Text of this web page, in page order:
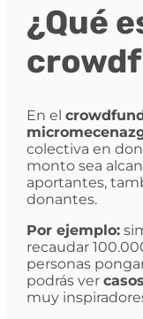
¿Qué
En el
colectiva en
monto sea
aportantes,
donantes.
Por ejemplo:
recaudar
personas
podrás ver
muy